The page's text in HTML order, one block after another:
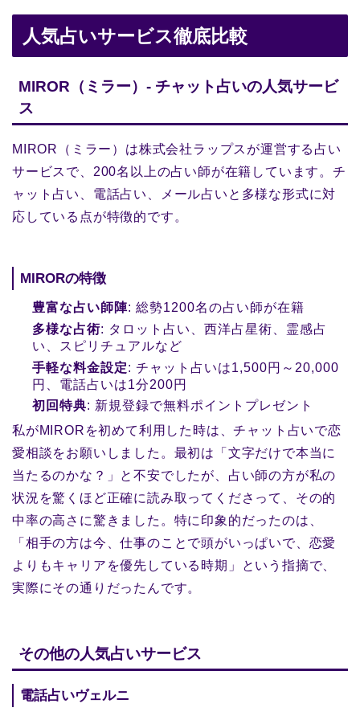
人気占いサービス徹底比較
MIROR（ミラー）- チャット占いの人気サービ
ス
MIROR（ミラー）は株式会社ラップスが運営する占い
サービスで、200名以上の占い師が在籍しています。チ
ャット占い、電話占い、メール占いと多様な形式に対
応している点が特徴的です。
MIRORの特徴
豊富な占い師陣: 総勢1200名の占い師が在籍
多様な占術: タロット占い、西洋占星術、霊感占
い、スピリチュアルなど
手軽な料金設定: チャット占いは1,500円～20,000
円、電話占いは1分200円
初回特典: 新規登録で無料ポイントプレゼント
私がMIRORを初めて利用した時は、チャット占いで恋
愛相談をお願いしました。最初は「文字だけで本当に
当たるのかな？」と不安でしたが、占い師の方が私の
状況を驚くほど正確に読み取ってくださって、その的
中率の高さに驚きました。特に印象的だったのは、
「相手の方は今、仕事のことで頭がいっぱいで、恋愛
よりもキャリアを優先している時期」という指摘で、
実際にその通りだったんです。
その他の人気占いサービス
電話占いヴェルニ